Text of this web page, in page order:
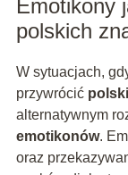
Emotikony
polskich
W sytuacjach,
przywrócić
alternatywnym
emotikonów.
oraz